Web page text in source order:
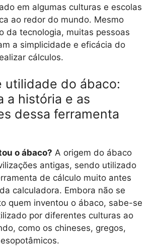
em algumas culturas e escolas
ao redor do mundo. Mesmo
da tecnologia, muitas pessoas
a simplicidade e eficácia do
cálculos.
utilidade do ábaco:
a história e as
dessa ferramenta
o ábaco? A origem do ábaco
antigas, sendo utilizado
de cálculo muito antes
calculadora. Embora não se
quem inventou o ábaco, sabe-se
por diferentes culturas ao
como os chineses, gregos,